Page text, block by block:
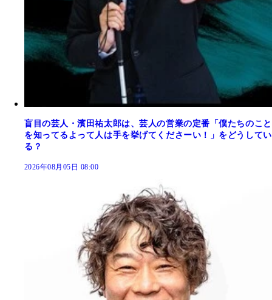
盲目の芸人・濱田祐太郎は、芸人の営業の定番「僕たちのこと
を知ってるよって人は手を挙げてくださーい！」をどうしてい
る？
2026年08月05日 08:00